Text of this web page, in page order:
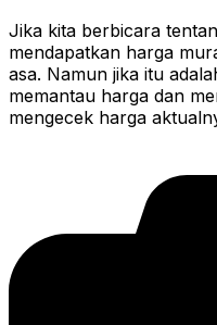
Jika kita berbicara
mendapatkan harga
asa. Namun jika itu
memantau harga dan
mengecek harga